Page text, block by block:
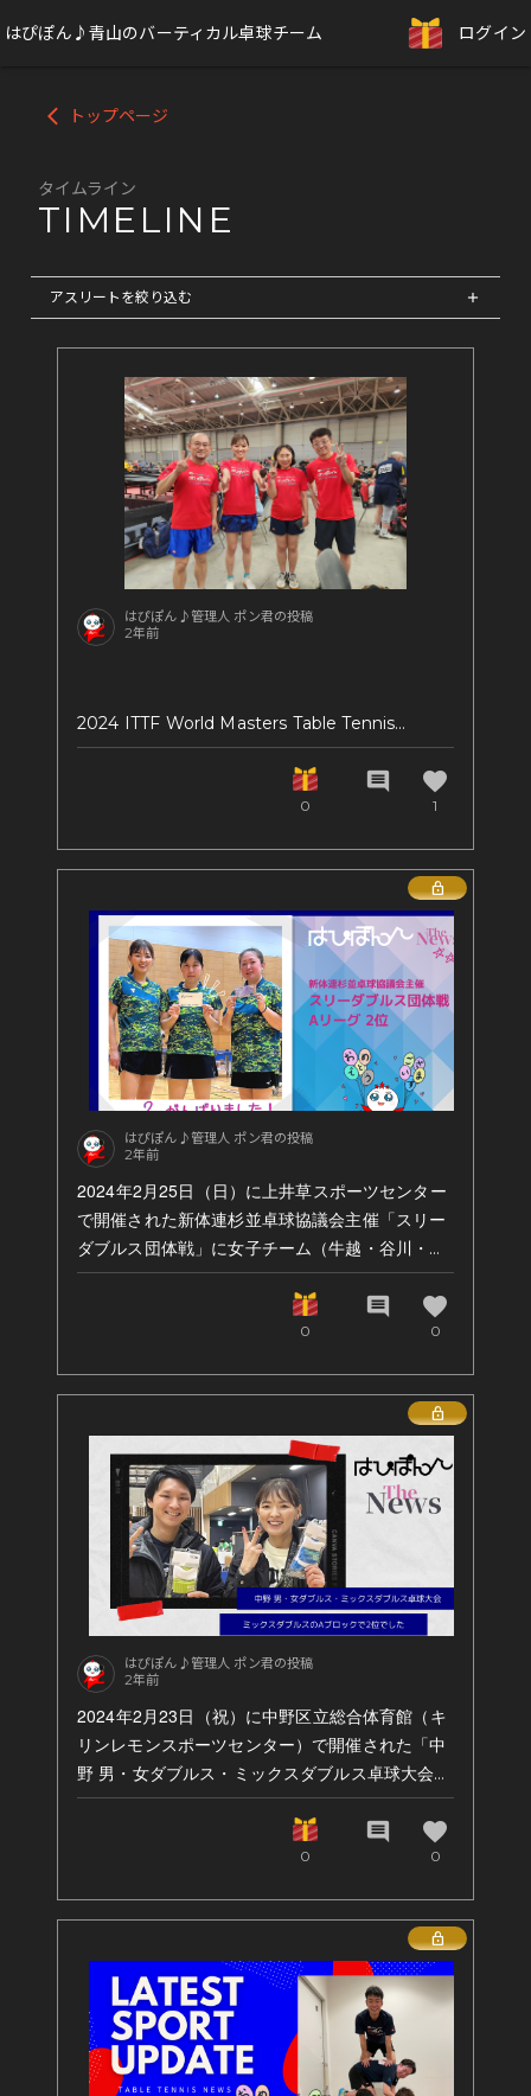
はぴぽん♪青山のバーティカル卓球チーム ログイン
arrow_back_ios トップページ
タイムライン
TIMELINE
アスリートを絞り込む add
はぴぽん♪管理人 ポン君の投稿
2年前
2024 ITTF World Masters Table Tennis
Championships ROMA（以下、「WMC 2024
ROMA）」）「世界マスターズ卓球選手権ローマ
大会」に出場しました。この大会は20242年7月8
の国際大会！世界109ヵ国の卓球愛好者6100人が
参加、その資格は開催年に40才以上であればOK
なんです。「はぴぽん♪」からは4名が参加しま
した。
この大会は2年に1度の頻度で開催され、前回はオ
マーン、今回はイタリアのローマが開催地に。①
シングルス、②ダブルスが通年ですが、③混合ダ
ブルス（ミックスダブルス）の種目が加わり3種
目に。2日間に渡った予選の結果は、③混合ダブ
ルスは2ペアとも本戦 Main Drawトーナメントに
出場、①シングルスも3名がMain Drawへ、②ダ
ブルスは残念ながらすべてConsolationでした。
-------
①シングルス
･ KANEKO / Over 60 Main Draw Rd. of 512
･ ABE / Over 50 Main Draw Rd. of 128
・ABE & USHIKOSHI / Over 50 Main
Draw Rd. of 32
Rd. of 32はベスト32という意味です。
ミックスダブルスは32位決定の試合の進行ミスで
まさかの2回行うというアクシデントもありまし
たが、世界中の真摯な卓球愛好者と親睦を深める
ことができ、この大会を経験できたことに感謝を
します。
いつも応援をありがとうございます。
以上、ご報告申し上げます。
0
comment favorite
1
はぴぽん♪管理人 ポン君の投稿
2年前
2024年2月25日（日）に上井草スポーツセンター
で開催された新体連杉並卓球協議会主催「スリー
ダブルス団体戦」に女子チーム（牛越・谷川・今
泉）が出場、Aブロックで2位の成績をおさめまし
いつも応援をありがとうございます！
0
comment favorite
0
Lock
はぴぽん♪管理人 ポン君の投稿
2年前
2024年2月23日（祝）に中野区立総合体育館（キ
リンレモンスポーツセンター）で開催された「中
野 男・女ダブルス・ミックスダブルス卓球大会」
に出場！ミックスダブルス種目に小野澤・牛越が
出場し、Aブロックで2位でした。
0
comment favorite
0
Lock
Lock